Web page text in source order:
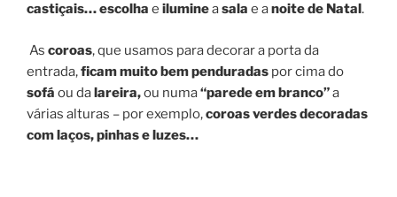
castiçais… escolha e ilumineasala e anoite de Natal.
As coroas, que usamos para decorar a porta da
entrada,ficam muito bempenduradas por cima do
sofá ou dalareira,ou numa“parede em branco”a
várias alturas – por exemplo,coroas verdes decoradas
com laços, pinhas e luzes…